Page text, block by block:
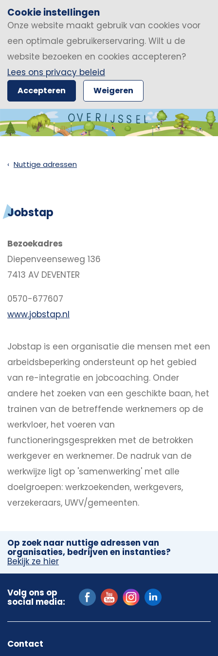
Cookie instellingen
Onze website maakt gebruik van cookies voor
een optimale gebruikerservaring. Wilt u de
website bezoeken en cookies accepteren?
Lees ons privacy beleid
Accepteren Weigeren
Nuttige adressen
Jobstap
Bezoekadres
Diepenveenseweg 136
7413 AV DEVENTER
0570-677607
www.jobstap.nl
Jobstap is een organisatie die mensen met een
arbeidsbeperking ondersteunt op het gebied
van re-integratie en jobcoaching. Onder
andere het zoeken van een geschikte baan, het
trainen van de betreffende werknemers op de
werkvloer, het voeren van
functioneringsgesprekken met de betrokken
werkgever en werknemer. De nadruk van de
werkwijze ligt op 'samenwerking' met alle
doelgroepen: werkzoekenden, werkgevers,
verzekeraars, UWV/gemeenten.
Op zoek naar nuttige adressen van
organisaties, bedrijven en instanties?
Bekijk ze hier
Volg ons op
social media:
Contact